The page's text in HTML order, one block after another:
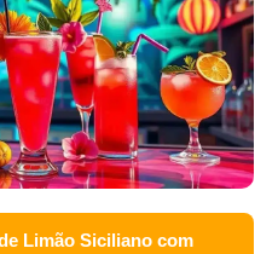
Limão Siciliano com